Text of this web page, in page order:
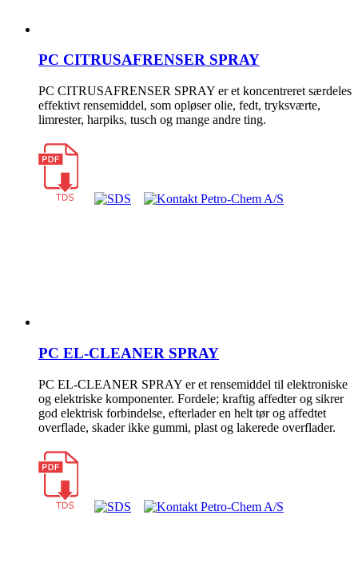
PC CITRUSAFRENSER SPRAY
PC CITRUSAFRENSER SPRAY er et koncentreret særdeles
effektivt rensemiddel, som opløser olie, fedt, tryksværte,
limrester, harpiks, tusch og mange andre ting.
PC EL-CLEANER SPRAY
PC EL-CLEANER SPRAY er et rensemiddel til elektroniske
og elektriske komponenter. Fordele; kraftig affedter og sikrer
god elektrisk forbindelse, efterlader en helt tør og affedtet
overflade, skader ikke gummi, plast og lakerede overflader.